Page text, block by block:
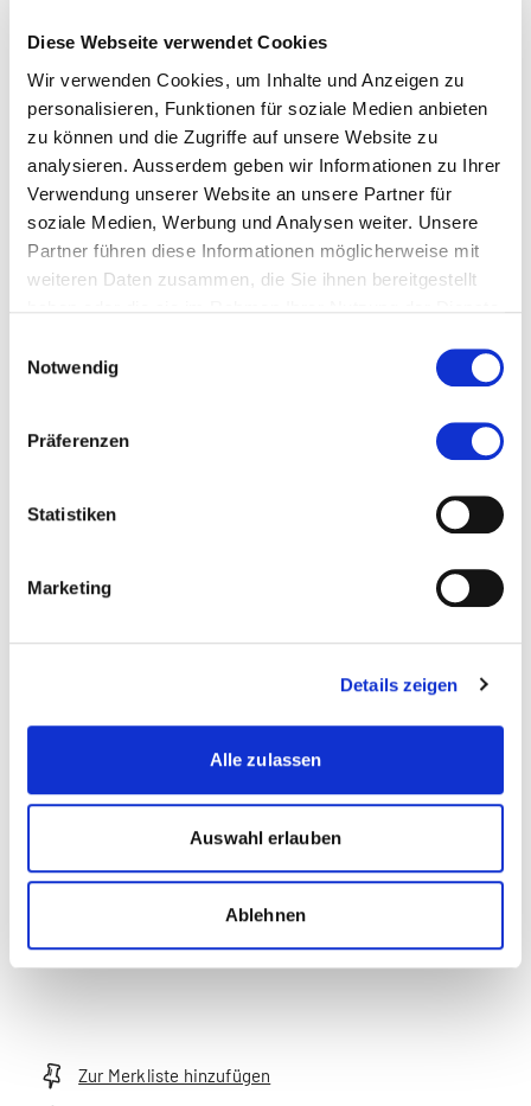
Diese Webseite verwendet Cookies
Wir verwenden Cookies, um Inhalte und Anzeigen zu
personalisieren, Funktionen für soziale Medien anbieten
zu können und die Zugriffe auf unsere Website zu
analysieren. Ausserdem geben wir Informationen zu Ihrer
Verwendung unserer Website an unsere Partner für
soziale Medien, Werbung und Analysen weiter. Unsere
Partner führen diese Informationen möglicherweise mit
weiteren Daten zusammen, die Sie ihnen bereitgestellt
Notwendig
Präferenzen
Statistiken
Marketing
Details zeigen
Alle zulassen
Auswahl erlauben
Ablehnen
Empfohlen von
Bemerkung
Beilagen für Zulassung
Passfoto
Zwischenzeugnisse oder Funktionsbestätigung des
Mit Ihrer Anmeldung akzeptieren Sie die
undDatenschutzerklärung.
Geschäftsbedingungen und die
Datenschutzbestimmungen.
Absenden
Zur Merkliste hinzufügen